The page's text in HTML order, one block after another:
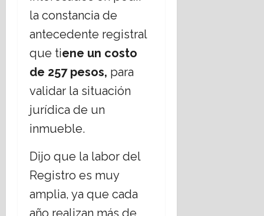
la constancia de
antecedente registral
que tiene un costo
de 257 pesos, para
validar la situación
jurídica de un
inmueble.
Dijo que la labor del
Registro es muy
amplia, ya que cada
año realizan más de